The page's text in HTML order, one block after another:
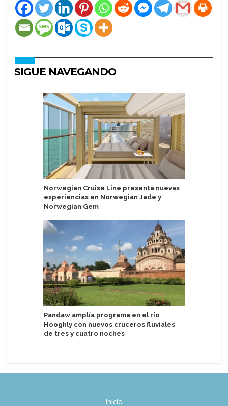
SIGUE NAVEGANDO
Norwegian Cruise Line presenta nuevas
experiencias en Norwegian Jade y
Norwegian Gem
Pandaw amplía programa en el río
Hooghly con nuevos cruceros fluviales
de tres y cuatro noches
Inicio